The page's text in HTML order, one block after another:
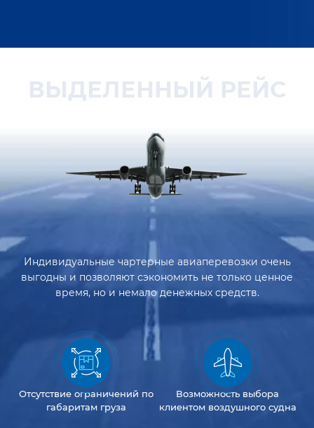
ВЫДЕЛЕННЫЙ РЕЙС
Индивидуальные чартерные авиаперевозки очень
выгодны и позволяют сэкономить не только ценное
время, но и немало денежных средств.
Отсутствиеограничений по
габаритам груза
Возможность выбора
клиентом воздушного судна